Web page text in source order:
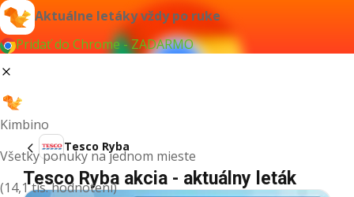
Aktuálne letáky vždy po ruke
Pridať do Chrome - ZADARMO
Kimbino
Všetky ponuky na jednom mieste
(14,1 tis. hodnotení)
Tesco Ryba
Tesco Ryba akcia - aktuálny leták